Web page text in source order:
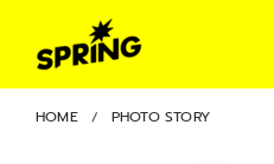
HOME PHOTO STORY